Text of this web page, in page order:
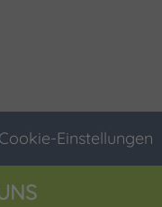
Cookie-Einstellungen